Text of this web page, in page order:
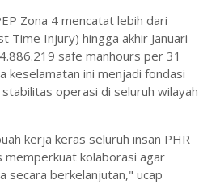
Zona 4 mencatat lebih dari
Time Injury) hingga akhir Januari
safe manhours per 31
keselamatan ini menjadi fondasi
operasi di seluruh wilayah
kerja keras seluruh insan PHR
memperkuat kolaborasi agar
secara berkelanjutan," ucap